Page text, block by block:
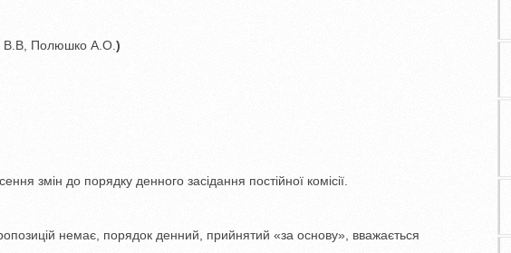
В.В, Полюшко А.О. )
змін до порядку денного засідання постійної комісії.
немає, порядок денний, прийнятий «за основу», вважається